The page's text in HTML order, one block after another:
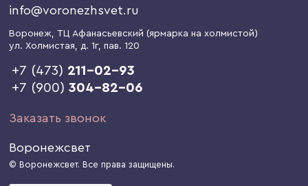
info@voronezhsvet.ru
Воронеж, ТЦ Афанасьевский (ярмарка на холмистой)
ул. Холмистая, д. 1г, пав. 120
+7 (473) 211-02-93
+7 (900)304-82-06
Заказать звонок
Воронежсвет
© Воронежсвет. Все права защищены.